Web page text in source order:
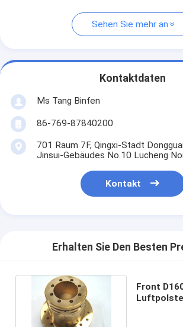
Sehen Sie mehr an
Kontaktdaten
Ms Tang Binfen
86-769-87840200
701 Raum 7F, Qingxi-Stadt
Jinsui-Gebäudes No.10 Lucheng
Kontakt
Erhalten Sie Den Besten
Front